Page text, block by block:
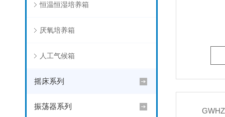
恒温恒湿培养箱
厌氧培养箱
人工气候箱
摇床系列
振荡器系列